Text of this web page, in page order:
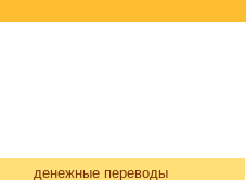
денежные переводы